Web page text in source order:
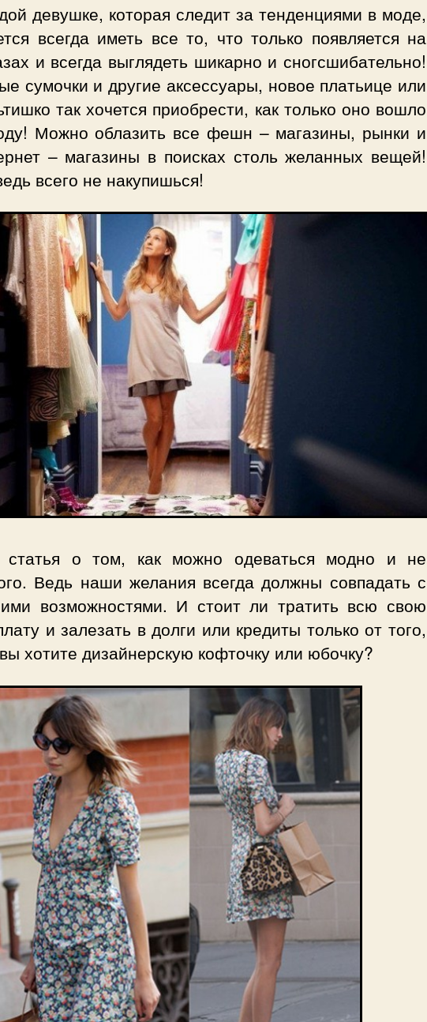
девушке, которая следит за тенденциями в моде,
всегда иметь все то, что только появляется на
и всегда выглядеть шикарно и сногсшибательно!
сумочки и другие аксессуары, новое платьице или
так хочется приобрести, как только оно вошло
Можно облазить все фешн – магазины, рынки и
– магазины в поисках столь желанных вещей!
всего не накупишься!
статья о том, как можно одеваться модно и не
Ведь наши желания всегда должны совпадать с
возможностями. И стоит ли тратить всю свою
и залезать в долги или кредиты только от того,
хотите дизайнерскую кофточку или юбочку?